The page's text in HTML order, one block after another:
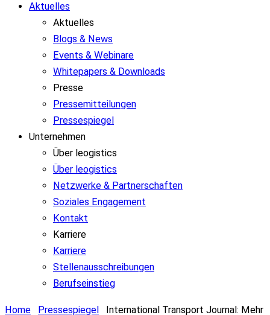
Aktuelles
Aktuelles
Blogs & News
Events & Webinare
Whitepapers & Downloads
Presse
Pressemitteilungen
Pressespiegel
Unternehmen
Über leogistics
Über leogistics
Netzwerke & Partnerschaften
Soziales Engagement
Kontakt
Karriere
Karriere
Stellenausschreibungen
Berufseinstieg
Home Pressespiegel International Transport Journal: Mehr